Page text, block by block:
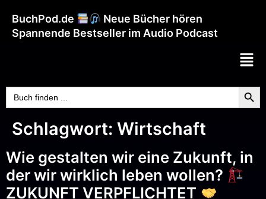
BuchPod.de
Neue Bücher hören
Spannende Bestseller im Audio Podcast
Search
for:
Schlagwort: Wirtschaft
Wie gestalten wir eine Zukunft, in
der wir wirklich leben wollen?
ZUKUNFT VERPFLICHTET